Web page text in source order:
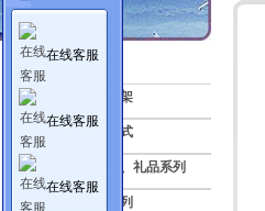
产品展示
各类产品展示架
亚克力透明盒式
压克力纪念品、礼品系列
标牌授权牌系列
在线客服
在线客服
在线客服